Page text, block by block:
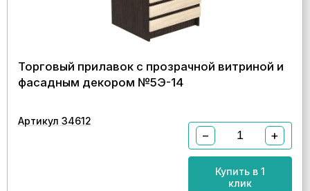
Торговый прилавок с прозрачной витриной и
фасадным декором №5Э-14
Артикул 34612
− +
Купить в 1
клик